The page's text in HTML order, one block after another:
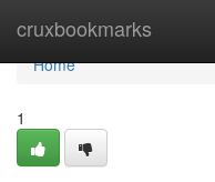
cruxbookmarks
Home
Home
1